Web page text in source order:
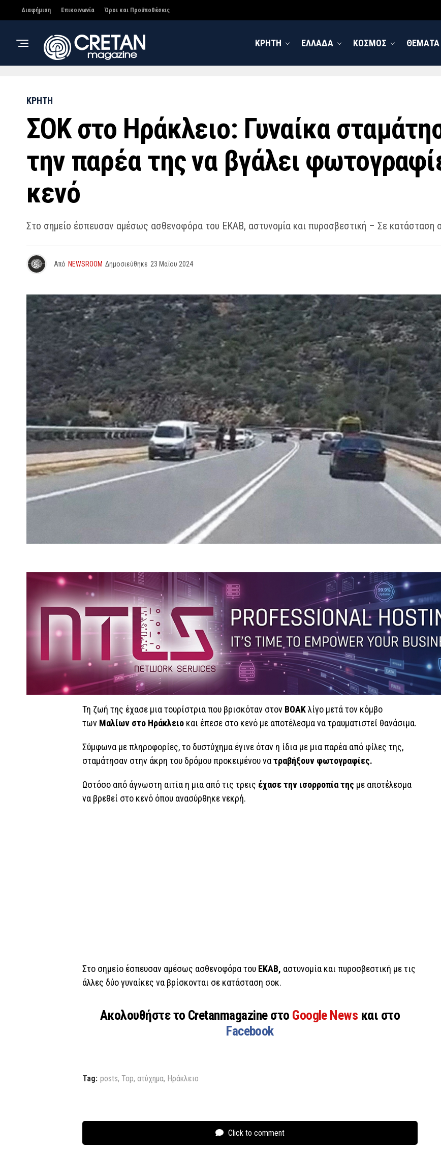
Διαφήμιση Επικοινωνία Όροι και Προϋποθέσεις
ΚΡΗΤΗ ΕΛΛΑΔΑ ΚΟΣΜΟΣ ΘΕΜΑΤΑ
ΚΡΗΤΗ
ΣΟΚ στο Ηράκλειο: Γυναίκα
την παρέα της να βγάλει
κενό
Στο σημείο έσπευσαν αμέσως ασθενοφόρα του ΕΚΑΒ, αστυνομία και πυροσβεστική – Σε κατάσταση
Από NEWSROOM Δημοσιεύθηκε 23 Μαΐου 2024
Τη ζωή της έχασε μια τουρίστρια που βρισκόταν στον ΒΟΑΚλίγο μετά τον κόμβο
των Μαλίων στο Ηράκλειο και έπεσε στο κενό με αποτέλεσμα να τραυματιστεί θανάσιμα.
Σύμφωνα με πληροφορίες, το δυστύχημα έγινε όταν η ίδια με μια παρέα από φίλες της,
σταμάτησαν στην άκρη του δρόμου προκειμένου νατραβήξουν φωτογραφίες.
Ωστόσο από άγνωστη αιτία η μια από τις τρεις έχασε την ισορροπία της με αποτέλεσμα
να βρεθεί στο κενό όπου ανασύρθηκε νεκρή.
Στο σημείο έσπευσαν αμέσως ασθενοφόρα του ΕΚΑΒ, αστυνομία και πυροσβεστική με τις
άλλες δύο γυναίκες να βρίσκονται σε κατάσταση σοκ.
Ακολουθήστε το Cretanmagazine στο Google News και στο
Facebook
Tag: posts, Top, ατύχημα, Ηράκλειο
Click to comment